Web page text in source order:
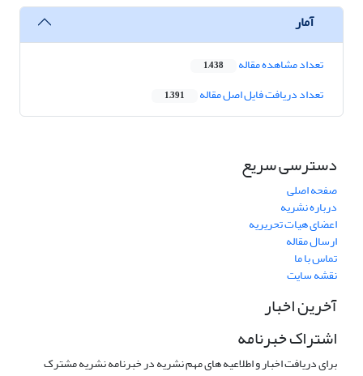
آمار
تعداد مشاهده مقاله 1,438
تعداد دریافت فایل اصل مقاله 1,391
دسترسی سریع
صفحه اصلی
درباره نشریه
اعضای هیات تحریریه
ارسال مقاله
تماس با ما
نقشه سایت
آخرین اخبار
اشتراک خبرنامه
برای دریافت اخبار و اطلاعیه های مهم نشریه در خبرنامه نشریه مشترک